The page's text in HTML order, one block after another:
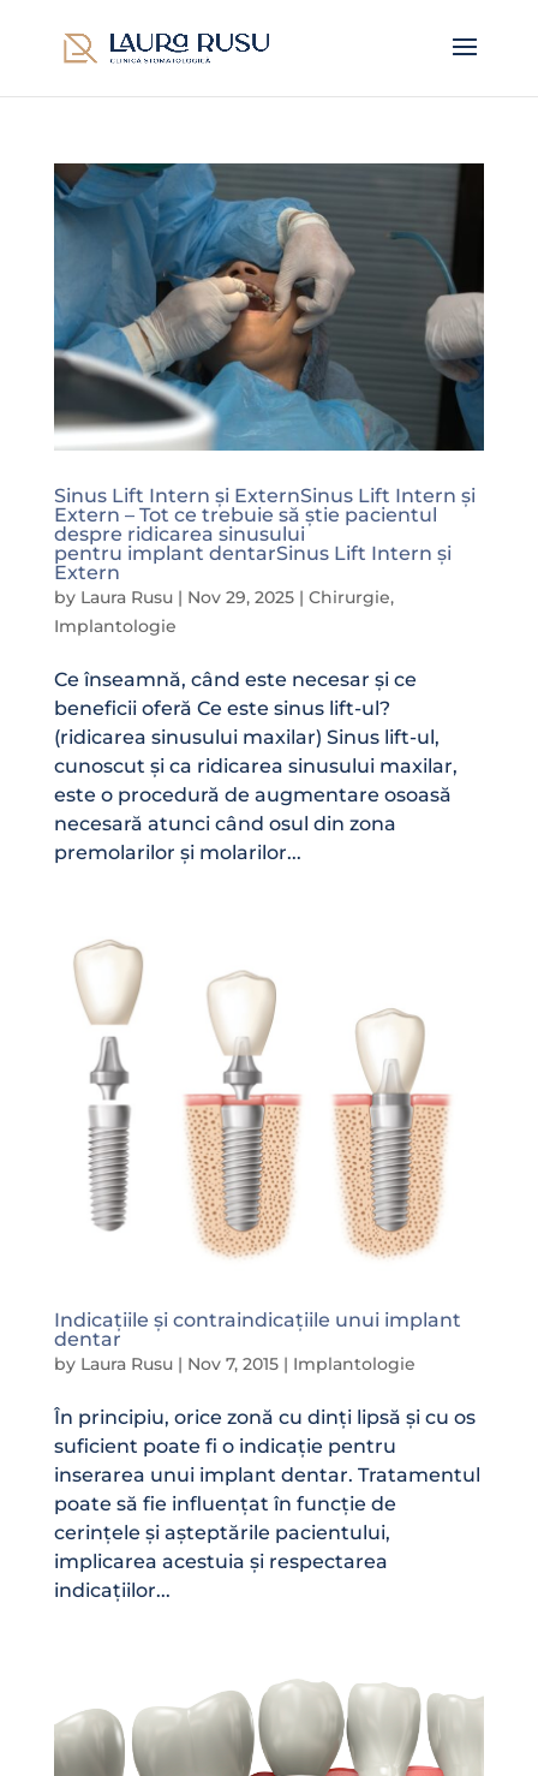
Sinus Lift Intern și ExternSinus Lift Intern și
Extern – Tot ce trebuie să știe pacientul
despre ridicarea sinusului
pentru implant dentarSinus Lift Intern și
Extern
by Laura Rusu| Nov 29, 2025| Chirurgie,
Implantologie
Ce înseamnă, când este necesar și ce
beneficii oferă Ce este sinus lift-ul?
(ridicarea sinusului maxilar) Sinus lift-ul,
cunoscut și ca ridicarea sinusului maxilar,
este o procedură de augmentare osoasă
necesară atunci când osul din zona
premolarilor și molarilor...
Indicațiile și contraindicațiile unui implant
dentar
by Laura Rusu| Nov 7, 2015| Implantologie
În principiu, orice zonă cu dinți lipsă și cu os
suficient poate fi o indicație pentru
inserarea unui implant dentar. Tratamentul
poate să fie influențat în funcție de
cerințele și așteptările pacientului,
implicarea acestuia și respectarea
indicațiilor...